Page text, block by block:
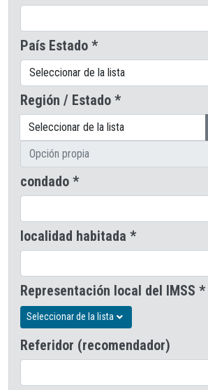
País Estado *
Región / Estado *
condado *
localidad habitada *
Representación local del IMSS *
Seleccionar de la lista
Referidor (recomendador)